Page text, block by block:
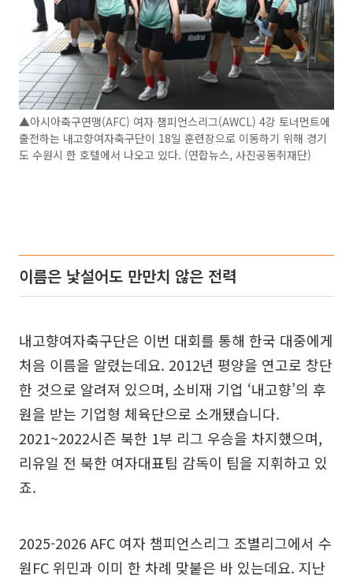
▲아시아축구연맹(AFC) 여자 챔피언스리그(AWCL) 4강 토너먼트에
출전하는 내고향여자축구단이 18일 훈련장으로 이동하기 위해 경기
도 수원시 한 호텔에서 나오고 있다. (연합뉴스, 사진공동취재단)
이름은 낯설어도 만만치 않은 전력
내고향여자축구단은 이번 대회를 통해 한국 대중에게
처음 이름을 알렸는데요. 2012년 평양을 연고로 창단
한 것으로 알려져 있으며, 소비재 기업 ‘내고향’의 후
원을 받는 기업형 체육단으로 소개됐습니다.
2021~2022시즌 북한 1부 리그 우승을 차지했으며,
리유일 전 북한 여자대표팀 감독이 팀을 지휘하고 있
죠.
2025-2026 AFC 여자 챔피언스리그 조별리그에서 수
원FC 위민과 이미 한 차례 맞붙은 바 있는데요. 지난